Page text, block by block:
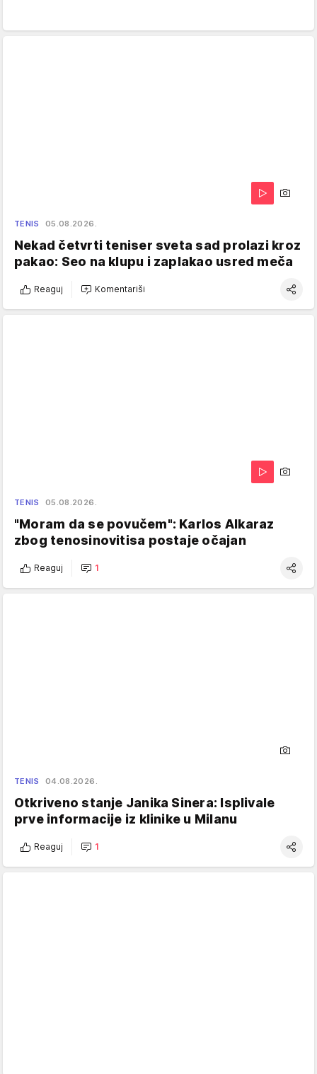
TENIS 05.08.2026.
Nekad četvrti teniser sveta sad prolazi kroz
pakao: Seo na klupu i zaplakao usred meča
Reaguj Komentariši
TENIS 05.08.2026.
"Moram da se povučem": Karlos Alkaraz
zbog tenosinovitisa postaje očajan
Reaguj 1
TENIS 04.08.2026.
Otkriveno stanje Janika Sinera: Isplivale
prve informacije iz klinike u Milanu
Reaguj 1